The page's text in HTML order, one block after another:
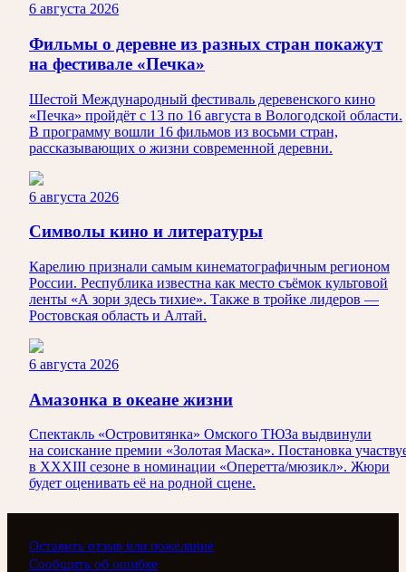
6 августа 2026
Фильмы о деревне из разных стран покажут
на фестивале «Печка»
Шестой Международный фестиваль деревенского кино
«Печка» пройдёт с 13 по 16 августа в Вологодской области.
В программу вошли 16 фильмов из восьми стран,
рассказывающих о жизни современной деревни.
6 августа 2026
Символы кино и литературы
Карелию признали самым кинематографичным регионом
России. Республика известна как место съёмок культовой
ленты «А зори здесь тихие». Также в тройке лидеров —
Ростовская область и Алтай.
6 августа 2026
Амазонка в океане жизни
Спектакль «Островитянка» Омского ТЮЗа выдвинули
на соискание премии «Золотая Маска». Постановка
в XXXIII сезоне в номинации «Оперетта/мюзикл». Жюри
будет оценивать её на родной сцене.
Оставить отзыв или пожелание
Сообщить об ошибке